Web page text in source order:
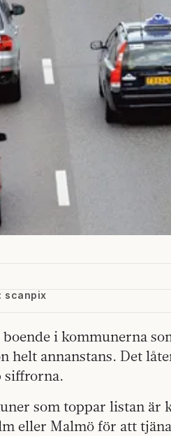
scanpix
i kommunerna
helt annanstans. Det
siffrorna.
som toppar listan är
eller Malmö för att